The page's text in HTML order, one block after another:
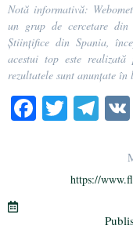
Notă informativă:
un grup de cercetare
Ştiinţifice din Spania,
acestui top este
rezultatele sunt anunțate
Fa T
r
Te
a
m
https://